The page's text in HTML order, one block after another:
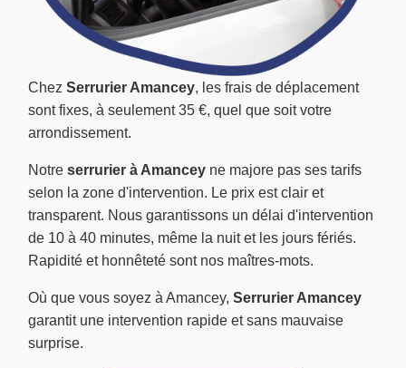
Chez Serrurier Amancey, les frais de déplacement
sont fixes, à seulement 35 €, quel que soit votre
arrondissement.
Notre serrurier à Amancey ne majore pas ses tarifs
selon la zone d'intervention. Le prix est clair et
transparent. Nous garantissons un délai d'intervention
de 10 à 40 minutes, même la nuit et les jours fériés.
Rapidité et honnêteté sont nos maîtres-mots.
Où que vous soyez à Amancey, Serrurier Amancey
garantit une intervention rapide et sans mauvaise
surprise.